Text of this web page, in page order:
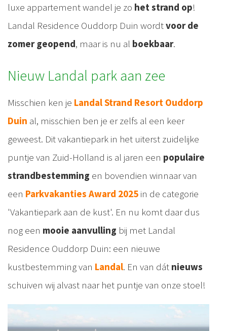
luxe appartement wandel je zo het strand op!
Landal Residence Ouddorp Duin wordtvoor de
zomer geopend, maar is nu al boekbaar.
Nieuw Landal park aan zee
Misschien ken je Landal Strand Resort Ouddorp
Duin al, misschien ben je er zelfs al een keer
geweest. Dit vakantiepark in het uiterst zuidelijke
puntje van Zuid-Holland is al jaren een populaire
strandbestemming en bovendien winnaar van
een Parkvakanties Award 2025 in de categorie
'Vakantiepark aan de kust'. En nu komt daar dus
nog een mooie aanvulling bij met Landal
Residence Ouddorp Duin: een nieuwe
kustbestemming van Landal. En van dát nieuws
schuiven wij alvast naar het puntje van onze stoel!